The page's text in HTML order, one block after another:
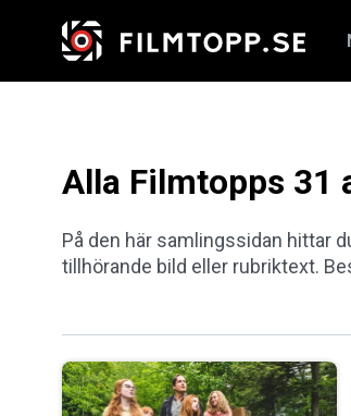
Alla Filmtopps 31
På den här samlingssidan hittar
tillhörande bild eller rubriktext.